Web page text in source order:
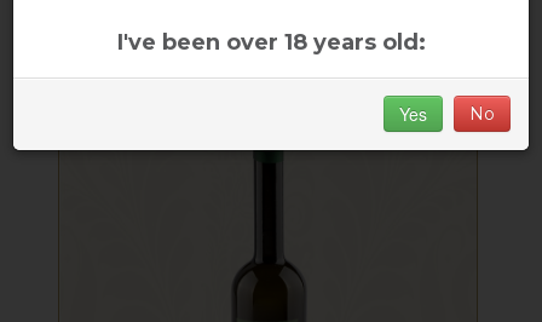
I've been over 18 years old:
Yes No